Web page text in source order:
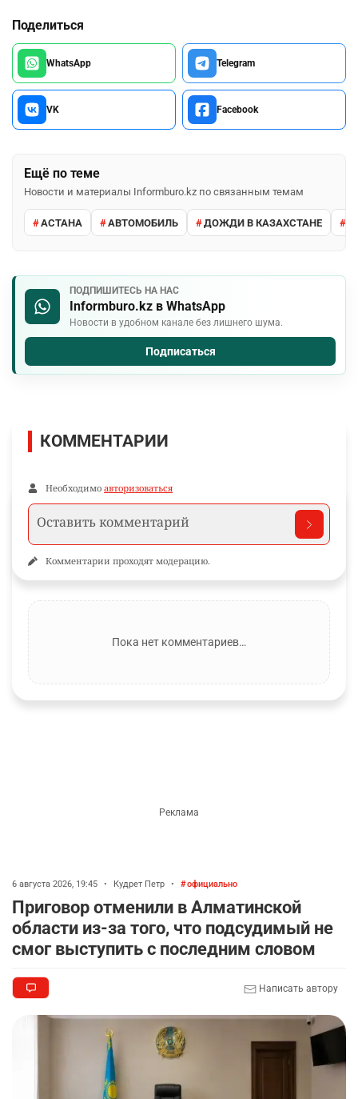
Поделиться
WhatsApp Telegram
VK Facebook
Ещё по теме
Новости и материалы Informburo.kz по связанным темам
АСТАНА АВТОМОБИЛЬ ДОЖДИ В КАЗАХСТАНЕ
ПОДПИШИТЕСЬ НА НАС
Informburo.kz в WhatsApp
Новости в удобном канале без лишнего шума.
Подписаться
КОММЕНТАРИИ
Необходимо авторизоваться
Комментарии проходят модерацию.
Пока нет комментариев…
6 августа 2026, 19:45 • Кудрет Петр • официально
Приговор отменили в Алматинской
области из-за того, что подсудимый не
смог выступить с последним словом
Написать автору